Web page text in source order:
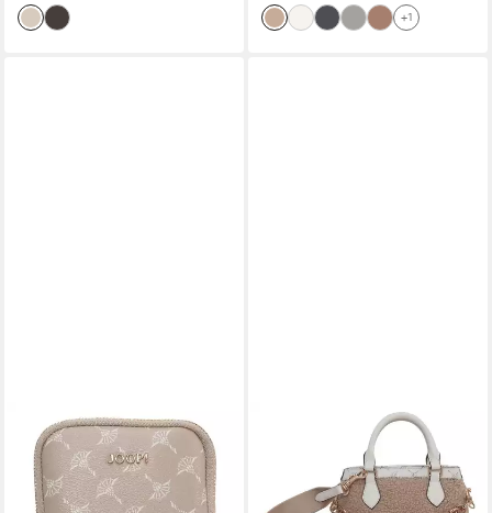
+1
JOOP!
Handytasche Cortina
96,95 €
lieferbar - in 2-3 Werktagen bei dir
Handtasche Cortina Peluche
UVP259,00 €
-60%